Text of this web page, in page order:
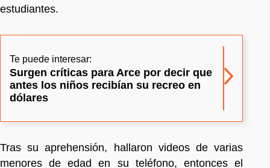
estudiantes.
Te puede interesar:
Surgen críticas para Arce por decir que
antes los niños recibían su recreo en
dólares
Tras su aprehensión, hallaron videos de varias
menores de edad en su teléfono, entonces el